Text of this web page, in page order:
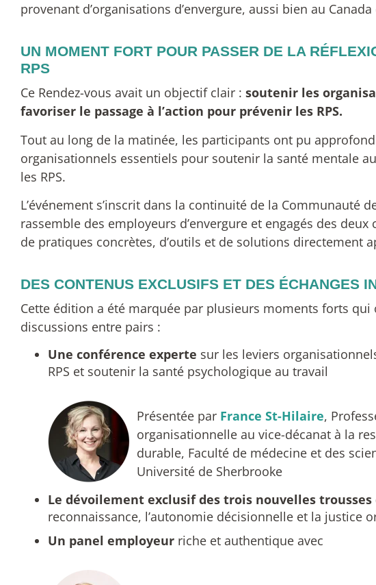
provenant d’organisations d’envergure, aussi bien au Canada
UN MOMENT FORT POUR PASSER DE LA
RPS
Ce Rendez-vous avait un objectif clair : soutenir les
favoriser le passage à l’action pour prévenir les RPS.
Tout au long de la matinée, les participants ont pu
organisationnels essentiels pour soutenir la santé mentale
les RPS.
L’événement s’inscrit dans la continuité de la Communauté
rassemble des employeurs d’envergure et engagés des
de pratiques concrètes, d’outils et de solutions directement
DES CONTENUS EXCLUSIFS ET DES ÉCHANGES
Cette édition a été marquée par plusieurs moments forts
discussions entre pairs :
Une conférence experte sur les leviers
RPS et soutenir la santé psychologique au travail
Présentée par France St-Hilaire,
organisationnelle au vice-décanat à la
durable, Faculté de médecine et des
Université de Sherbrooke
Le dévoilement exclusif des trois nouvelles trousses
reconnaissance, l’autonomie décisionnelle et la justice
Un panel employeur riche et authentique avec